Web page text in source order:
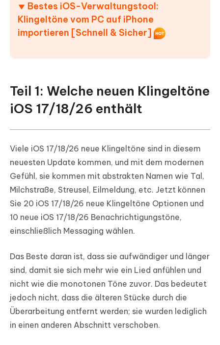
Bestes iOS-Verwaltungstool:
Klingeltöne vom PC auf iPhone
importieren [Schnell & Sicher]
Teil 1: Welche neuen Klingeltöne
iOS 17/18/26 enthält
Viele iOS 17/18/26 neue Klingeltöne sind in diesem
neuesten Update kommen, und mit dem modernen
Gefühl, sie kommen mit abstrakten Namen wie Tal,
Milchstraße, Streusel, Eilmeldung, etc. Jetzt können
Sie 20 iOS 17/18/26 neue Klingeltöne Optionen und
10 neue iOS 17/18/26 Benachrichtigungstöne,
einschließlich Messaging wählen.
Das Beste daran ist, dass sie aufwändiger und länger
sind, damit sie sich mehr wie ein Lied anfühlen und
nicht wie die monotonen Töne zuvor. Das bedeutet
jedoch nicht, dass die älteren Stücke durch die
Überarbeitung entfernt werden; sie wurden lediglich
in einen anderen Abschnitt verschoben.